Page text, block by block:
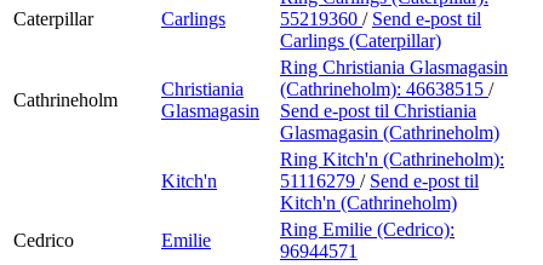
Caterpillar Carlings
55219360 / Send e-post til
Carlings (Caterpillar)
Cathrineholm
Christiania
Glasmagasin
Ring Christiania Glasmagasin
(Cathrineholm): 46638515 /
Send e-post til Christiania
Glasmagasin (Cathrineholm)
Kitch'n
Ring Kitch'n (Cathrineholm):
51116279 / Send e-post til
Kitch'n (Cathrineholm)
Cedrico
Emilie
Ring Emilie (Cedrico):
96944571